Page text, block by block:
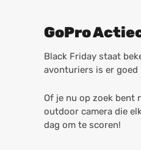
GoPro
Black Friday staat
avonturiers is er goed
Of je nu op zoek bent
outdoor camera die
dag om te scoren!